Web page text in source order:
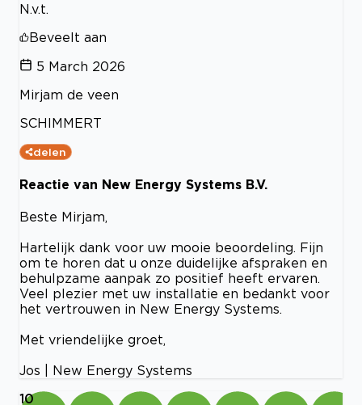
N.v.t.
Beveelt aan
5 March 2026
Mirjam de veen
SCHIMMERT
delen
Reactie van New Energy Systems B.V.
Beste Mirjam,
Hartelijk dank voor uw mooie beoordeling. Fijn
om te horen dat u onze duidelijke afspraken en
behulpzame aanpak zo positief heeft ervaren.
Veel plezier met uw installatie en bedankt voor
het vertrouwen in New Energy Systems.
Met vriendelijke groet,
Jos | New Energy Systems
10